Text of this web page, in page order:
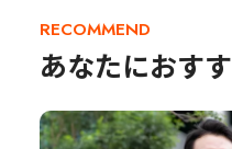
RECOMMEND
あなたにおす